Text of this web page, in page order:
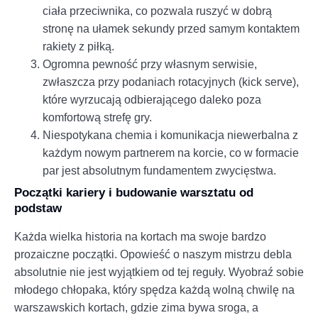
ciała przeciwnika, co pozwala ruszyć w dobrą
stronę na ułamek sekundy przed samym kontaktem
rakiety z piłką.
Ogromna pewność przy własnym serwisie,
zwłaszcza przy podaniach rotacyjnych (kick serve),
które wyrzucają odbierającego daleko poza
komfortową strefę gry.
Niespotykana chemia i komunikacja niewerbalna z
każdym nowym partnerem na korcie, co w formacie
par jest absolutnym fundamentem zwycięstwa.
Początki kariery i budowanie warsztatu od
podstaw
Każda wielka historia na kortach ma swoje bardzo
prozaiczne początki. Opowieść o naszym mistrzu debla
absolutnie nie jest wyjątkiem od tej reguły. Wyobraź sobie
młodego chłopaka, który spędza każdą wolną chwilę na
warszawskich kortach, gdzie zima bywa sroga, a